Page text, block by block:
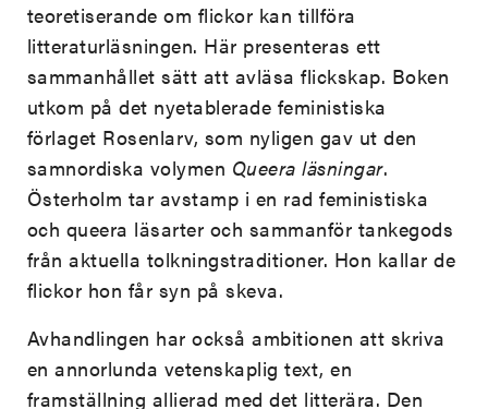
teoretiserande om flickor kan tillföra
litteraturläsningen. Här presenteras ett
sammanhållet sätt att avläsa flickskap. Boken
utkom på det nyetablerade feministiska
förlaget Rosenlarv, som nyligen gav ut den
samnordiska volymen Queera läsningar.
Österholm tar avstamp i en rad feministiska
och queera läsarter och sammanför tankegods
från aktuella tolkningstraditioner. Hon kallar de
flickor hon får syn på skeva.
Avhandlingen har också ambitionen att skriva
en annorlunda vetenskaplig text, en
framställning allierad med det litterära. Den